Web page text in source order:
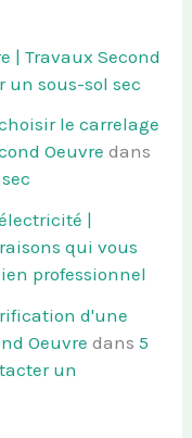
| Travaux Second
un sous-sol sec
le carrelage
Oeuvre dans
|
qui vous
professionnel
d'une
Oeuvre dans5
un